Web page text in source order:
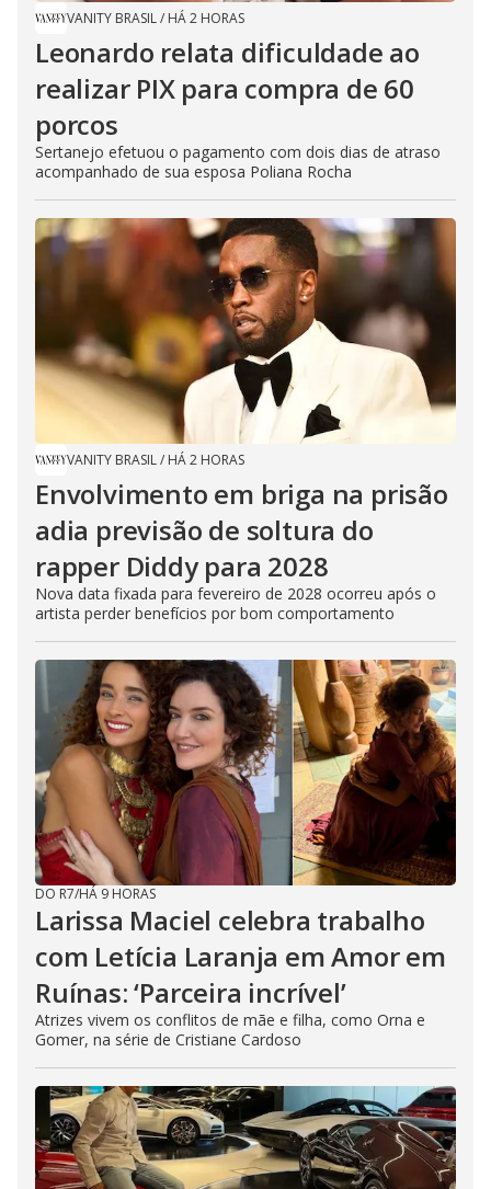
VANITY BRASIL/ HÁ 2 HORAS
Leonardo relata dificuldade ao
realizar PIX para compra de 60
porcos
Sertanejo efetuou o pagamento com dois dias de atraso
acompanhado de sua esposa Poliana Rocha
VANITY BRASIL/ HÁ 2 HORAS
Envolvimento em briga na prisão
adia previsão de soltura do
rapper Diddy para 2028
Nova data fixada para fevereiro de 2028 ocorreu após o
artista perder benefícios por bom comportamento
DO R7/HÁ 9 HORAS
Larissa Maciel celebra trabalho
com Letícia Laranja em Amor em
Ruínas: ‘Parceira incrível’
Atrizes vivem os conflitos de mãe e filha, como Orna e
Gomer, na série de Cristiane Cardoso